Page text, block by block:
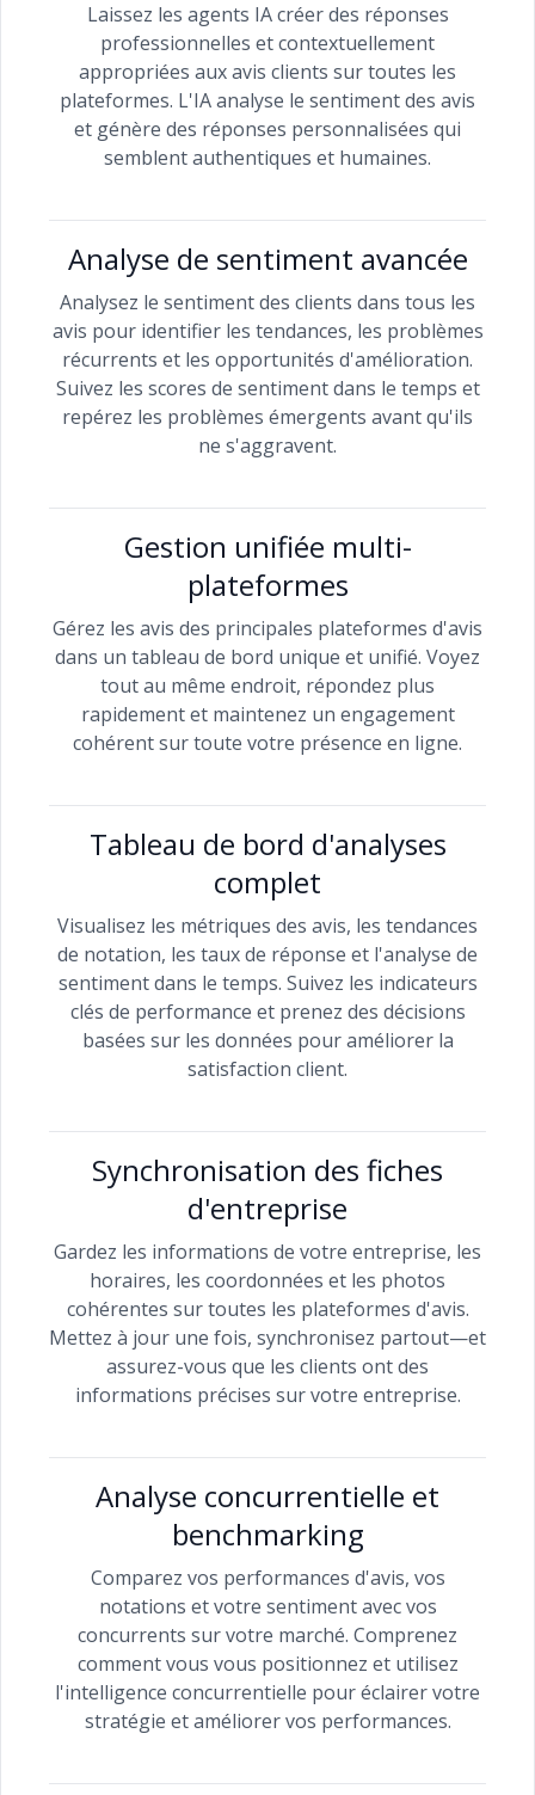
Laissez les agents IA créer des réponses
professionnelles et contextuellement
appropriées aux avis clients sur toutes les
plateformes. L'IA analyse le sentiment des avis
et génère des réponses personnalisées qui
semblent authentiques et humaines.
Analyse de sentiment avancée
Analysez le sentiment des clients dans tous les
avis pour identifier les tendances, les problèmes
récurrents et les opportunités d'amélioration.
Suivez les scores de sentiment dans le temps et
repérez les problèmes émergents avant qu'ils
ne s'aggravent.
Gestion unifiée multi-
plateformes
Gérez les avis des principales plateformes d'avis
dans un tableau de bord unique et unifié. Voyez
tout au même endroit, répondez plus
rapidement et maintenez un engagement
cohérent sur toute votre présence en ligne.
Tableau de bord d'analyses
complet
Visualisez les métriques des avis, les tendances
de notation, les taux de réponse et l'analyse de
sentiment dans le temps. Suivez les indicateurs
clés de performance et prenez des décisions
basées sur les données pour améliorer la
satisfaction client.
Synchronisation des fiches
d'entreprise
Gardez les informations de votre entreprise, les
horaires, les coordonnées et les photos
cohérentes sur toutes les plateformes d'avis.
Mettez à jour une fois, synchronisez partout—et
assurez-vous que les clients ont des
informations précises sur votre entreprise.
Analyse concurrentielle et
benchmarking
Comparez vos performances d'avis, vos
notations et votre sentiment avec vos
concurrents sur votre marché. Comprenez
comment vous vous positionnez et utilisez
l'intelligence concurrentielle pour éclairer votre
stratégie et améliorer vos performances.